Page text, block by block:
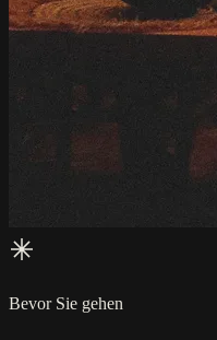
Bevor Sie gehen